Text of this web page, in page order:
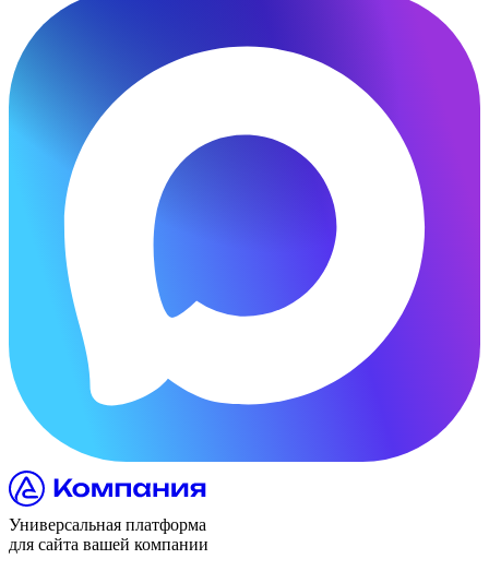
Универсальная платформа
для сайта вашей компании